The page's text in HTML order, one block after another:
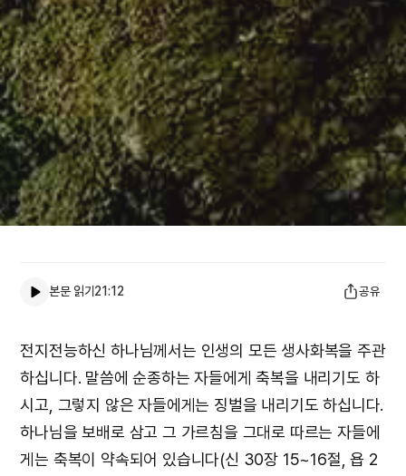
본문 읽기 21:12 공유
전지전능하신 하나님께서는 인생의 모든 생사화복을 주관
하십니다. 말씀에 순종하는 자들에게 축복을 내리기도 하
시고, 그렇지 않은 자들에게는 징벌을 내리기도 하십니다.
하나님을 보배로 삼고 그 가르침을 그대로 따르는 자들에
게는 축복이 약속되어 있습니다(신 30장 15~16절, 욥 2